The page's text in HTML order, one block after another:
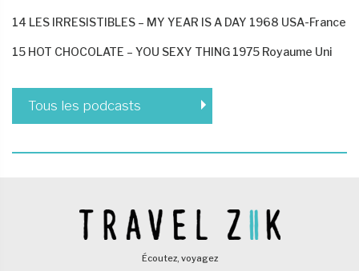
14 LES IRRESISTIBLES – MY YEAR IS A DAY 1968 USA-France
15 HOT CHOCOLATE – YOU SEXY THING 1975 Royaume Uni
Tous les podcasts
Écoutez, voyagez